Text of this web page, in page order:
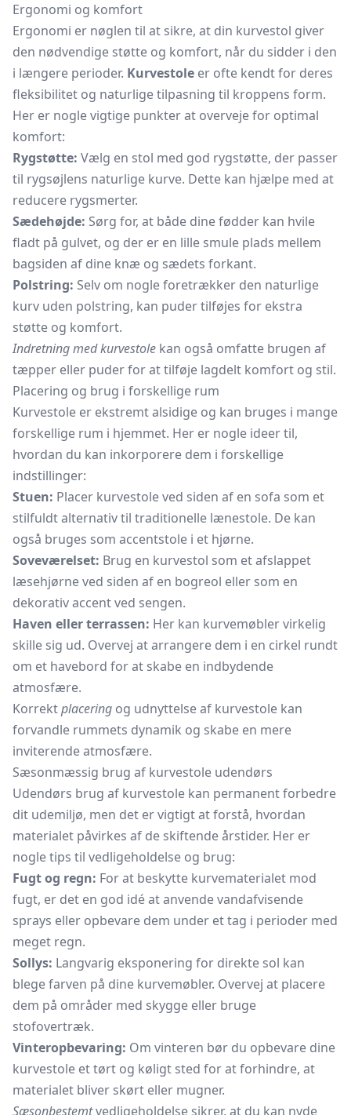
Ergonomi og komfort
Ergonomi er nøglen til at sikre, at din kurvestol giver
den nødvendige støtte og komfort, når du sidder i den
i længere perioder. Kurvestole er ofte kendt for deres
fleksibilitet og naturlige tilpasning til kroppens form.
Her er nogle vigtige punkter at overveje for optimal
komfort:
Rygstøtte: Vælg en stol med god rygstøtte, der passer
til rygsøjlens naturlige kurve. Dette kan hjælpe med at
reducere rygsmerter.
Sædehøjde: Sørg for, at både dine fødder kan hvile
fladt på gulvet, og der er en lille smule plads mellem
bagsiden af dine knæ og sædets forkant.
Polstring: Selv om nogle foretrækker den naturlige
kurv uden polstring, kan puder tilføjes for ekstra
støtte og komfort.
Indretning med kurvestole kan også omfatte brugen af
tæpper eller puder for at tilføje lagdelt komfort og stil.
Placering og brug i forskellige rum
Kurvestole er ekstremt alsidige og kan bruges i mange
forskellige rum i hjemmet. Her er nogle ideer til,
hvordan du kan inkorporere dem i forskellige
indstillinger:
Stuen: Placer kurvestole ved siden af en sofa som et
stilfuldt alternativ til traditionelle lænestole. De kan
også bruges som accentstole i et hjørne.
Soveværelset: Brug en kurvestol som et afslappet
læsehjørne ved siden af en bogreol eller som en
dekorativ accent ved sengen.
Haven eller terrassen: Her kan kurvemøbler virkelig
skille sig ud. Overvej at arrangere dem i en cirkel rundt
om et havebord for at skabe en indbydende
atmosfære.
Korrektplacering og udnyttelse af kurvestole kan
forvandle rummets dynamik og skabe en mere
inviterende atmosfære.
Sæsonmæssig brug af kurvestole udendørs
Udendørs brug af kurvestole kan permanent forbedre
dit udemiljø, men det er vigtigt at forstå, hvordan
materialet påvirkes af de skiftende årstider. Her er
nogle tips til vedligeholdelse og brug:
Fugt og regn: For at beskytte kurvematerialet mod
fugt, er det en god idé at anvende vandafvisende
sprays eller opbevare dem under et tag i perioder med
meget regn.
Sollys: Langvarig eksponering for direkte sol kan
blege farven på dine kurvemøbler. Overvej at placere
dem på områder med skygge eller bruge
stofovertræk.
Vinteropbevaring: Om vinteren bør du opbevare dine
kurvestole et tørt og køligt sted for at forhindre, at
materialet bliver skørt eller mugner.
Sæsonbestemtvedligeholdelse sikrer, at du kan nyde